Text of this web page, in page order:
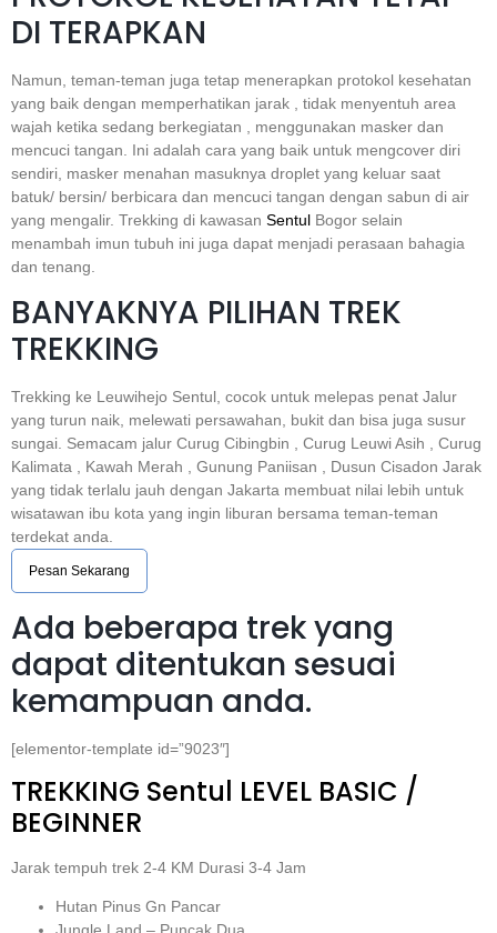
DI TERAPKAN
Namun, teman-teman juga tetap menerapkan protokol kesehatan
yang baik dengan memperhatikan jarak , tidak menyentuh area
wajah ketika sedang berkegiatan , menggunakan masker dan
mencuci tangan. Ini adalah cara yang baik untuk mengcover diri
sendiri, masker menahan masuknya droplet yang keluar saat
batuk/ bersin/ berbicara dan mencuci tangan dengan sabun di air
yang mengalir. Trekking di kawasan Sentul Bogor selain
menambah imun tubuh ini juga dapat menjadi perasaan bahagia
dan tenang.
BANYAKNYA PILIHAN TREK
TREKKING
Trekking ke Leuwihejo Sentul, cocok untuk melepas penat Jalur
yang turun naik, melewati persawahan, bukit dan bisa juga susur
sungai. Semacam jalur Curug Cibingbin , Curug Leuwi Asih , Curug
Kalimata , Kawah Merah , Gunung Paniisan , Dusun Cisadon Jarak
yang tidak terlalu jauh dengan Jakarta membuat nilai lebih untuk
wisatawan ibu kota yang ingin liburan bersama teman-teman
terdekat anda.
Pesan Sekarang
Ada beberapa trek yang
dapat ditentukan sesuai
kemampuan anda.
[elementor-template id=”9023″]
TREKKING Sentul LEVEL BASIC /
BEGINNER
Jarak tempuh trek 2-4 KM Durasi 3-4 Jam
Hutan Pinus Gn Pancar